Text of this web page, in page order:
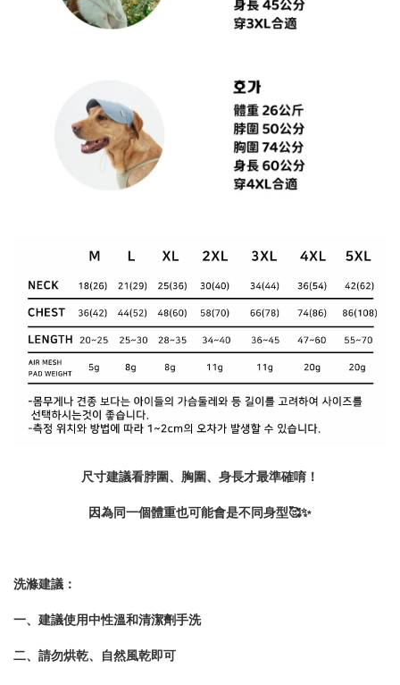
尺寸建議看脖圍、胸圍、身長才最準確唷！
因為同一個體重也可能會是不同身型🥰✨
洗滌建議：
一、建議使用中性溫和清潔劑手洗
二、請勿烘乾、自然風乾即可